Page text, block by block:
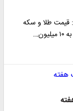
قیمت طلا و سکه